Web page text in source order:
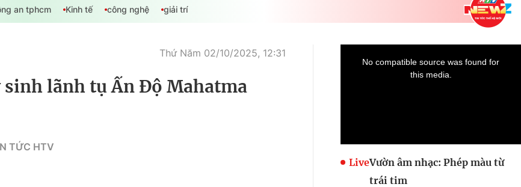
Giáo dục Kinh tế
Khán giả HTV
Multimedia
Multiform
Doanh nhân Sài
Gòn
an tphcm Kinh tế công nghệ giải trí
Thứ Năm 02/10/2025, 12:31
sinh lãnh tụ Ấn Độ Mahatma
TỨC HTV
LiveVườn âm nhạc: Phép màu từ
trái tim